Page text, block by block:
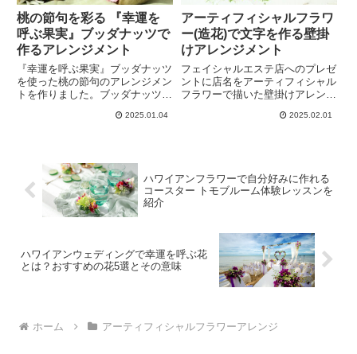
桃の節句を彩る 『幸運を
呼ぶ果実』ブッダナッツで
作るアレンジメント
『幸運を呼ぶ果実』ブッダナッツ
を使った桃の節句のアレンジメン
トを作りました。ブッダナッツの
て、アレンジメントに表現。茅ヶ
ました。
2025.01.04
アーティフィシャルフラワ
ー(造花)で文字を作る壁掛
けアレンジメント
フェイシャルエステ店へのプレゼ
ントに店名をアーティフィシャル
フラワーで描いた壁掛けアレンン
した。花で文字を作るときのコツ
ジができました。
2025.02.01
ハワイアンフラワーで自分好みに作れる
コースター トモブルーム体験レッスンを
紹介
ハワイアンウェディングで幸運を呼ぶ花
とは？おすすめの花5選とその意味
ホーム アーティフィシャルフラワーアレンジ